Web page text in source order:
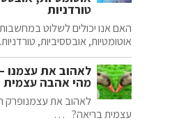
טורדניות
האם אנו יכולים לשלוט
אוטומטיות, אובססיביות,
לאהוב את עצמנו
מהי אהבה עצמית
לאהוב את עצמנופרק
עצמית בריאה? …